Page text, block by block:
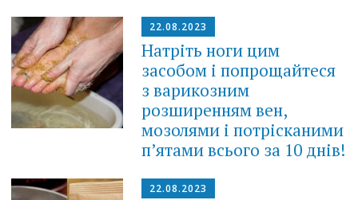
22.08.2023
Натріть ноги цим
засобом і попрощайтеся
з варикозним
розширенням вен,
мозолями і потрісканими
п’ятами всього за 10 днів!
22.08.2023